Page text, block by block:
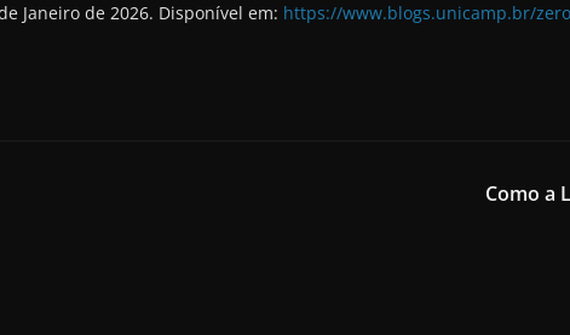
Janeiro de 2026. Disponível em: https://www.blogs.unicamp.br/
Como a